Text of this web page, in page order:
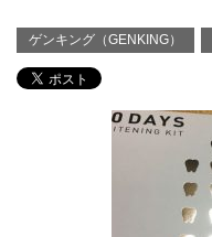
ゲンキング（GENKING）